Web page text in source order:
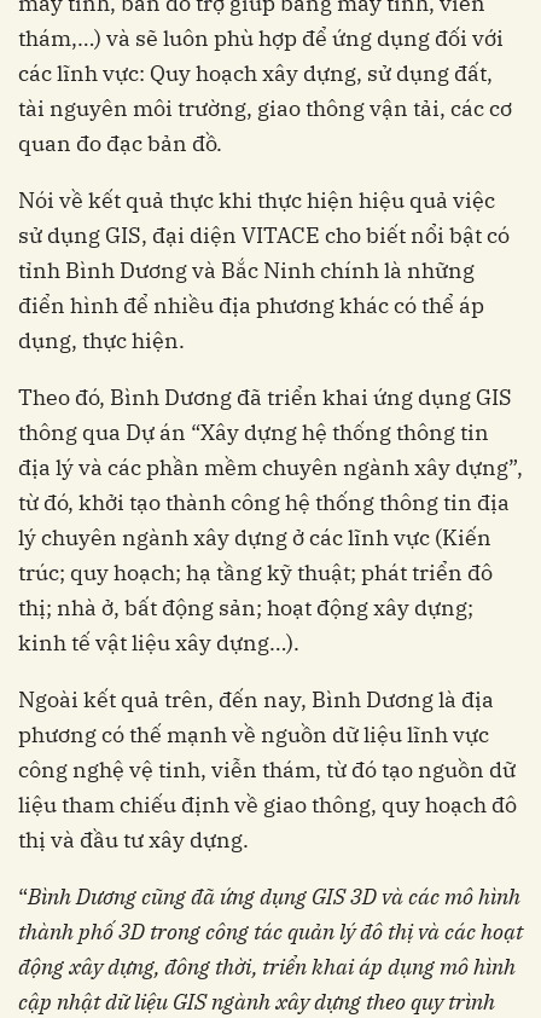
thám,…) và sẽ luôn phù hợp để ứng dụng đối với
các lĩnh vực: Quy hoạch xây dựng, sử dụng đất,
tài nguyên môi trường, giao thông vận tải, các cơ
quan đo đạc bản đồ.
Nói về kết quả thực khi thực hiện hiệu quả việc
sử dụng GIS, đại diện VITACE cho biết nổi bật có
tỉnh Bình Dương và Bắc Ninh chính là những
điển hình để nhiều địa phương khác có thể áp
dụng, thực hiện.
Theo đó, Bình Dương đã triển khai ứng dụng GIS
thông qua Dự án “Xây dựng hệ thống thông tin
địa lý và các phần mềm chuyên ngành xây dựng”,
từ đó, khởi tạo thành công hệ thống thông tin địa
lý chuyên ngành xây dựng ở các lĩnh vực (Kiến
trúc; quy hoạch; hạ tầng kỹ thuật; phát triển đô
thị; nhà ở, bất động sản; hoạt động xây dựng;
kinh tế vật liệu xây dựng…).
Ngoài kết quả trên, đến nay, Bình Dương là địa
phương có thế mạnh về nguồn dữ liệu lĩnh vực
công nghệ vệ tinh, viễn thám, từ đó tạo nguồn dữ
liệu tham chiếu định về giao thông, quy hoạch đô
thị và đầu tư xây dựng.
“Bình Dương cũng đã ứngdụng GIS 3D và các mô hình
thành phố 3D trong công tác quản lý đô thị và cáchoạt
động xây dựng, đông thời, triển khai áp dụng mô hình
cập nhật dữ liệu GIS ngành xây dựng theo quy trình